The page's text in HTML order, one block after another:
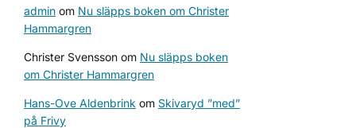
admin om Nu släpps boken om Christer
Hammargren
Christer Svensson om Nu släpps boken
om Christer Hammargren
Hans-Ove Aldenbrink om Skivaryd ”med”
på Frivy